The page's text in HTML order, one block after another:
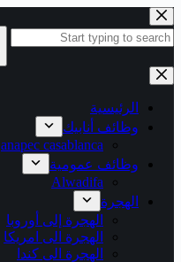
التجاوز
إلى
المحتوى
نتائج
الرئيسية
وظائف أنابيك
anapec casablanca
وظائف عمومية
Alwadifa
الهجرة
الهجرة إلى أوروبا
الهجرة الى امريكا
الهجرة الى كندا